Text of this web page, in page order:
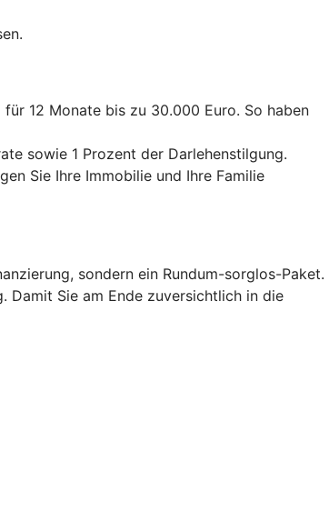
12 Monate bis zu 30.000 Euro. So haben
sowie 1 Prozent der Darlehenstilgung.
Sie Ihre Immobilie und Ihre Familie
sondern ein Rundum-sorglos-Paket.
Damit Sie am Ende zuversichtlich in die